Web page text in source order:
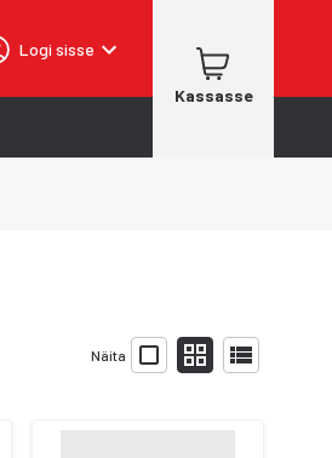
Logi sisse
Kassasse
Näita